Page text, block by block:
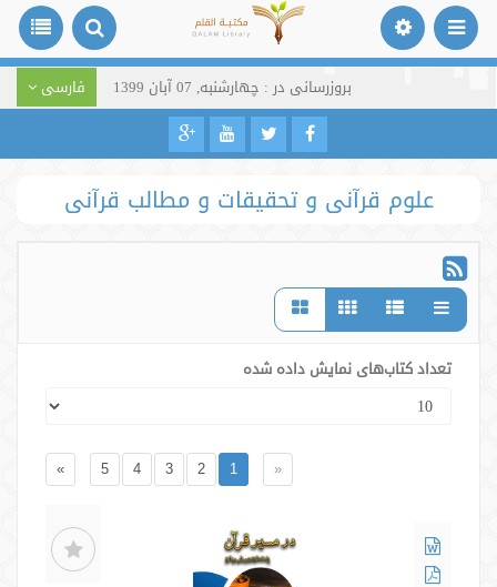
بروزرسانی در : چهارشنبه, 07 آبان 1399 فارسی
علوم قرآنی و تحقیقات و مطالب قرآنی
تعداد کتاب‌های نمایش داده شده
«
1
2
3
4
5
»